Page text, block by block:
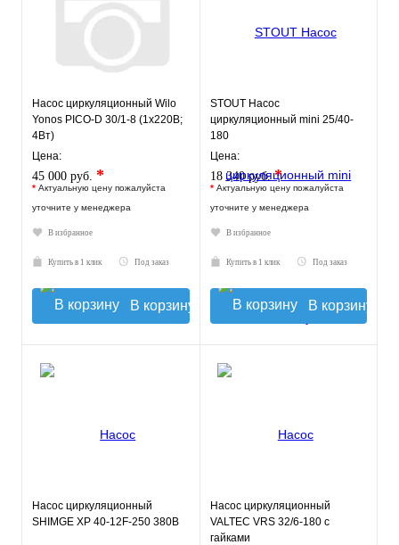
Насос циркуляционный Wilo
Yonos PICO-D 30/1-8 (1х220В;
4Вт)
Цена:
45 000 руб. *
* Актуальную цену пожалуйста
уточните у менеджера
В избранное
Купить в 1 клик Под заказ
В корзину
STOUT Насос
циркуляционный mini 25/40-
180
Цена:
18 340 руб.*
* Актуальную цену пожалуйста
уточните у менеджера
В избранное
Купить в 1 клик Под заказ
В корзину
Насос циркуляционный
SHIMGE XP 40-12F-250 380В
Насос циркуляционный
VALTEC VRS 32/6-180 с
гайками